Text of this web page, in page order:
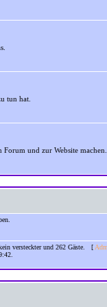
tun hat.
und zur Website machen.
versteckter und 262 Gäste. [